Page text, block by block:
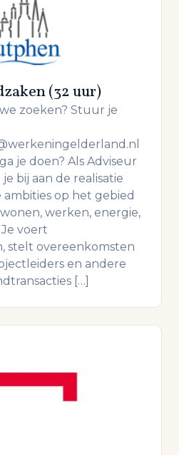
(32 uur)
zoeken? Stuur je
je doen? Als Adviseur
bij aan de realisatie
op het gebied
werken, energie,
voert
stelt overeenkomsten
en andere
[…]